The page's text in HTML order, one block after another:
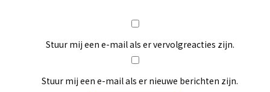
Stuur mij een e-mail als er vervolgreacties zijn.
Stuur mij een e-mail als er nieuwe berichten zijn.